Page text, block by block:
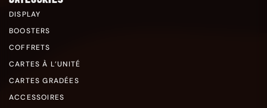
DISPLAY
BOOSTERS
COFFRETS
CARTES À L’UNITÉ
CARTES GRADÉES
ACCESSOIRES